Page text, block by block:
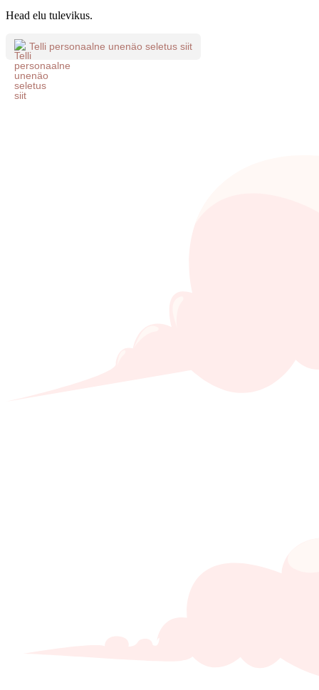
Head elu tulevikus.
Telli personaalne unenäo seletus siit